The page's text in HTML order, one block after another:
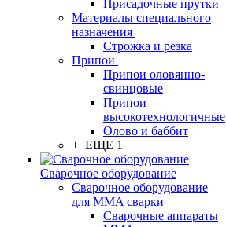
Присадочные прутки
Материалы специального
назначения
Строжка и резка
Припои
Припои оловянно-
свинцовые
Припои
высокотехнологичные
Олово и баббит
+ ЕЩЕ 1
Сварочное оборудование
Сварочное оборудование
для MMA сварки
Сварочные аппараты